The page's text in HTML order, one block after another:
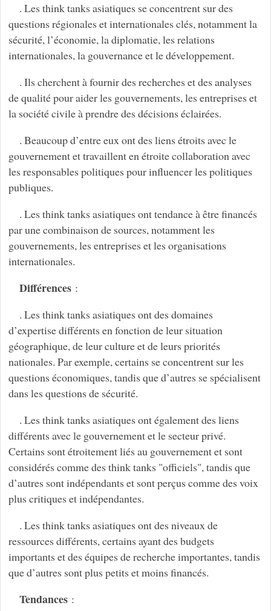
. Les think tanks asiatiques se concentrent sur des
questions régionales et internationales clés, notamment la
sécurité, l’économie, la diplomatie, les relations
internationales, la gouvernance et le développement.
. Ils cherchent à fournir des recherches et des analyses
de qualité pour aider les gouvernements, les entreprises et
la société civile à prendre des décisions éclairées.
. Beaucoup d’entre eux ont des liens étroits avec le
gouvernement et travaillent en étroite collaboration avec
les responsables politiques pour influencer les politiques
publiques.
. Les think tanks asiatiques ont tendance à être financés
par une combinaison de sources, notamment les
gouvernements, les entreprises et les organisations
internationales.
Différences:
. Les think tanks asiatiques ont des domaines
d’expertise différents en fonction de leur situation
géographique, de leur culture et de leurs priorités
nationales. Par exemple, certains se concentrent sur les
questions économiques, tandis que d’autres se spécialisent
dans les questions de sécurité.
. Les think tanks asiatiques ont également des liens
différents avec le gouvernement et le secteur privé.
Certains sont étroitement liés au gouvernement et sont
considérés comme des think tanks "officiels", tandis que
d’autres sont indépendants et sont perçus comme des voix
plus critiques et indépendantes.
. Les think tanks asiatiques ont des niveaux de
ressources différents, certains ayant des budgets
importants et des équipes de recherche importantes, tandis
que d’autres sont plus petits et moins financés.
Tendances: